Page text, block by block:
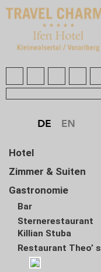
Hotel
Zimmer & Suiten
Gastronomie
Bar
Sternerestaurant
Killian Stuba
Restaurant Theo’ s